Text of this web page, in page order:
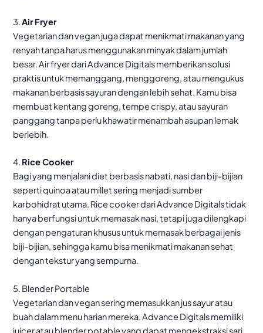
3.Air Fryer
Vegetarian dan vegan juga dapat menikmati makanan yang
renyah tanpa harus menggunakan minyak dalam jumlah
besar. Air fryer dari Advance Digitals memberikan solusi
praktis untuk memanggang, menggoreng, atau mengukus
makanan berbasis sayuran dengan lebih sehat. Kamu bisa
membuat kentang goreng, tempe crispy, atau sayuran
panggang tanpa perlu khawatir menambah asupan lemak
berlebih.
4. Rice Cooker
Bagi yang menjalani diet berbasis nabati, nasi dan biji-bijian
seperti quinoa atau millet sering menjadi sumber
karbohidrat utama. Rice cooker dari Advance Digitals tidak
hanya berfungsi untuk memasak nasi, tetapi juga dilengkapi
dengan pengaturan khusus untuk memasak berbagai jenis
biji-bijian, sehingga kamu bisa menikmati makanan sehat
dengan tekstur yang sempurna.
5. Blender Portable
Vegetarian dan vegan sering memasukkan jus sayur atau
buah dalam menu harian mereka. Advance Digitals memiliki
juicer atau blender potable yang dapat mengekstraksi sari